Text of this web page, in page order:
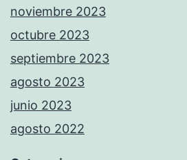
noviembre 2023
octubre 2023
septiembre 2023
agosto 2023
junio 2023
agosto 2022